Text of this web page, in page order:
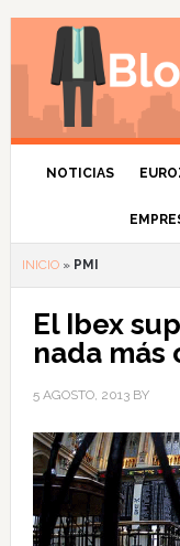
NOTICIAS
INICIO» PMI
El Ibex
nada más
5 AGOSTO, 2013BY